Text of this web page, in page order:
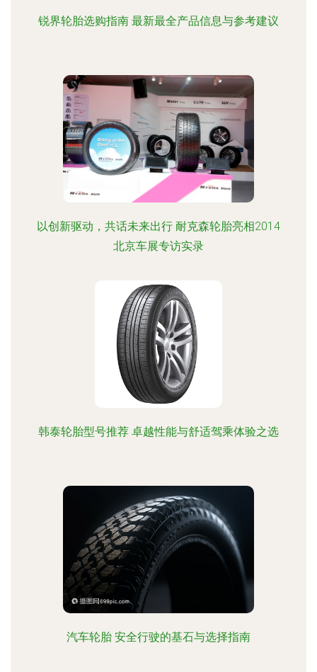
锐界轮胎选购指南 最新最全产品信息与参考建议
以创新驱动，共话未来出行 耐克森轮胎亮相2014
北京车展专访实录
韩泰轮胎型号推荐 卓越性能与舒适驾乘体验之选
汽车轮胎 安全行驶的基石与选择指南